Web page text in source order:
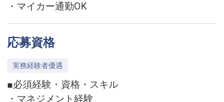
・マイカー通勤OK
応募資格
実務経験者優遇
■必須経験・資格・スキル
・マネジメント経験